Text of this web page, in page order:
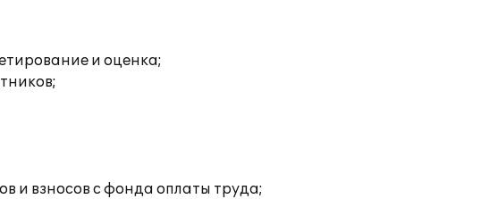
и оценка;
и взносов с фонда оплаты труда;